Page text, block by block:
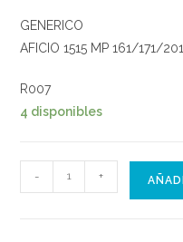
GENERICO
AFICIO 1515 MP 161/171/
R007
4 disponibles
Revelador
Negro
- +